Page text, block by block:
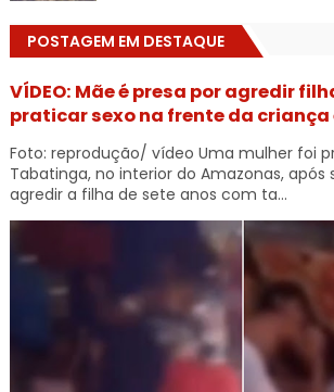
POSTAGEM EM DESTAQUE
VÍDEO: Mãe é presa por agredir
praticar sexo na frente da
Foto: reprodução/ vídeo Uma mulher foi
Tabatinga, no interior do Amazonas, após
agredir a filha de sete anos com ta...